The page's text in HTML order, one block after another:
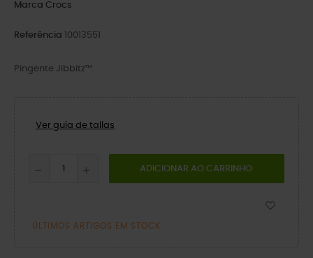
Marca Crocs
Referência 10013551
Pingente Jibbitz™.
Ver guía de tallas
ADICIONAR AO CARRINHO
ÚLTIMOS ARTIGOS EM STOCK